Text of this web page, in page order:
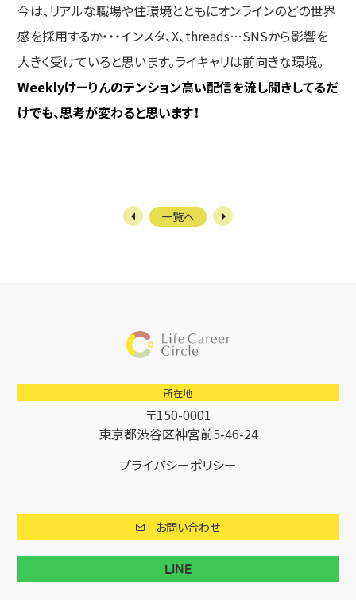
今は、リアルな職場や住環境とともにオンラインのどの世界
感を採用するか・・・インスタ、X、threads…SNSから影響を
大きく受けていると思います。ライキャリは前向きな環境。
Weeklyけーりんのテンション高い配信を流し聞きしてるだ
けでも、思考が変わると思います！
一覧へ
所在地
〒150-0001
東京都渋谷区神宮前5-46-24
プライバシーポリシー
お問い合わせ
LINE